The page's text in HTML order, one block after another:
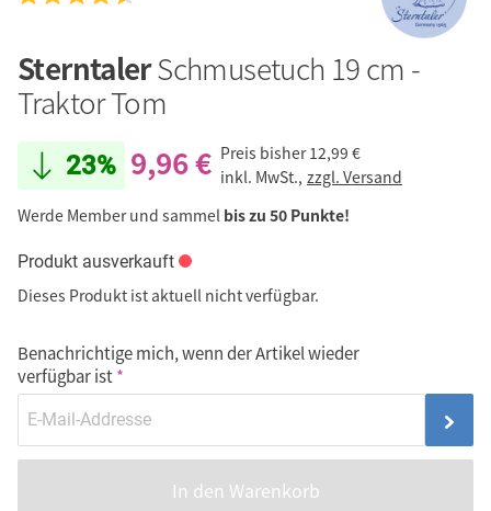
SterntalerSchmusetuch 19 cm -
Traktor Tom
23% 9,96 € Preis bisher 12,99 €
inkl. MwSt., zzgl. Versand
Werde Member und sammel bis zu 50 Punkte!
Produkt ausverkauft
Dieses Produkt ist aktuell nicht verfügbar.
Benachrichtige mich, wenn der Artikel wieder
verfügbar ist
In den Warenkorb